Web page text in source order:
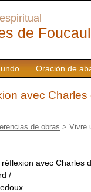
Oración de
de
avec
de obras > Vivre
avec Charles
/